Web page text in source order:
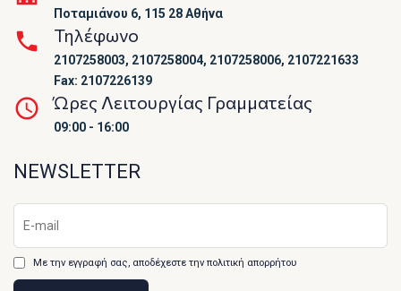
Ποταμιάνου 6, 115 28 Αθήνα
Τηλέφωνο
2107258003, 2107258004, 2107258006, 2107221633
Fax: 2107226139
Ώρες Λειτουργίας Γραμματείας
09:00 - 16:00
NEWSLETTER
Με την εγγραφή σας, αποδέχεστε την πολιτική απορρήτου